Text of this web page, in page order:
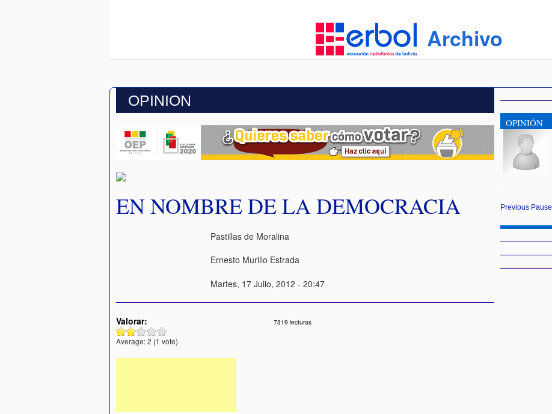
Archivo
OPINION
EN NOMBRE DE LA DEMOCRACIA
Pastillas de Moralina
Ernesto Murillo Estrada
Martes, 17 Julio, 2012 - 20:47
Valorar:
Average:2 (1 vote)
7319 lecturas
OPINIÓN
Previous Pause